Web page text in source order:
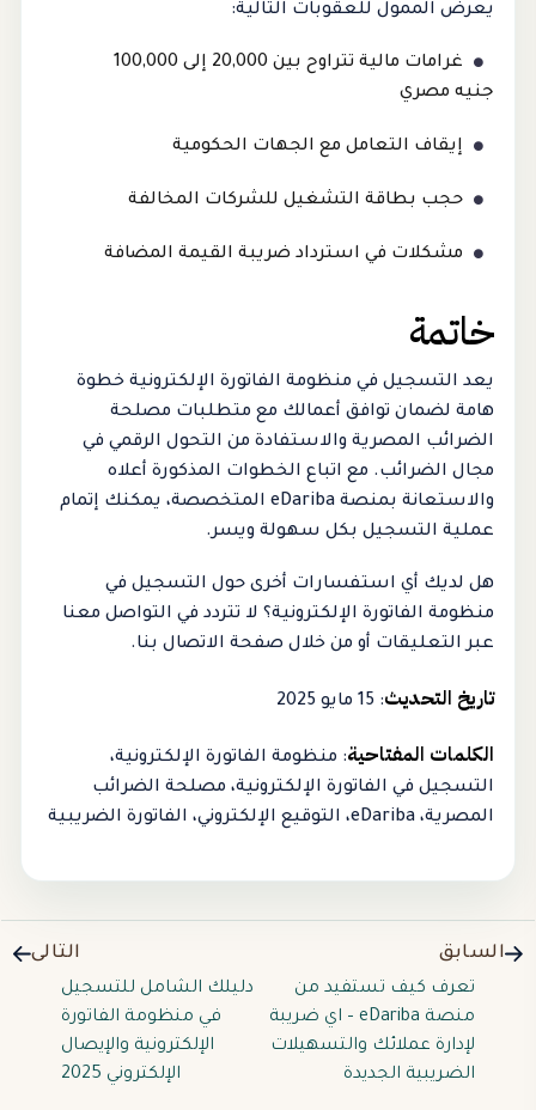
يعرض الممول للعقوبات التالية:
غرامات مالية تتراوح بين 20,000 إلى 100,000
جنيه مصري
إيقاف التعامل مع الجهات الحكومية
حجب بطاقة التشغيل للشركات المخالفة
مشكلات في استرداد ضريبة القيمة المضافة
خاتمة
يعد التسجيل في منظومة الفاتورة الإلكترونية خطوة
هامة لضمان توافق أعمالك مع متطلبات مصلحة
الضرائب المصرية والاستفادة من التحول الرقمي في
مجال الضرائب. مع اتباع الخطوات المذكورة أعلاه
والاستعانة بمنصة eDariba المتخصصة، يمكنك إتمام
عملية التسجيل بكل سهولة ويسر.
هل لديك أي استفسارات أخرى حول التسجيل في
منظومة الفاتورة الإلكترونية؟ لا تتردد في التواصل معنا
عبر التعليقات أو من خلال صفحة الاتصال بنا.
تاريخ التحديث: 15 مايو 2025
الكلمات المفتاحية: منظومة الفاتورة الإلكترونية،
التسجيل في الفاتورة الإلكترونية، مصلحة الضرائب
المصرية، eDariba، التوقيع الإلكتروني، الفاتورة الضريبية
السابق
تعرف كيف تستفيد من
منصة eDariba – اي ضريبة
لإدارة عملائك والتسهيلات
الضريبية الجديدة
التالى
دليلك الشامل للتسجيل
في منظومة الفاتورة
الإلكترونية والإيصال
الإلكتروني 2025